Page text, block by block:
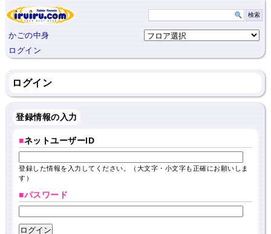
かごの中身
ログイン
ログイン
登録情報の入力
■ネットユーザーID
登録した情報を入力してください。（大文字・小文字も正確にお願いしま
す）
■パスワード